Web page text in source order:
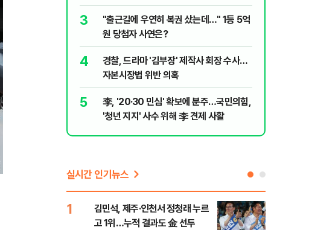
개
3
"출근길에 우연히 복권 샀는데…" 1등 5억
원 당첨자 사연은?
4
경찰, 드라마 '김부장' 제작사 회장 수사…
자본시장법 위반 의혹
5
李, '20·30 민심' 확보에 분주…국민의힘,
'청년 지지' 사수 위해 李 견제 사활
실시간 인기뉴스
1
김민석, 제주·인천서 정청래 누르
고 1위…누적 결과도 金 선두